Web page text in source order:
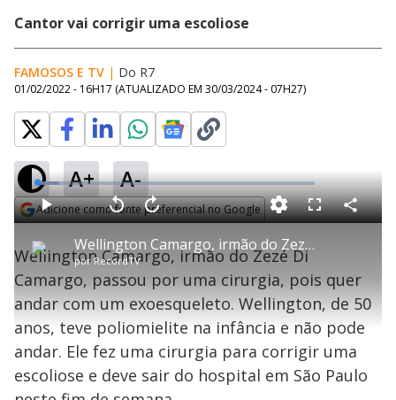
Cantor vai corrigir uma escoliose
FAMOSOS E TV | Do R7
01/02/2022 - 16H17 (ATUALIZADO EM 30/03/2024 - 07H27)
A+ A-
Adicione como fonte preferencial no Google
P
l
a
Wellington Camargo, irmão do Zezé Di Camargo, passa por cirurgia e planeja andar com exoesqueleto
por RecordTV
P V
t
a
r
0
e
g
d
A
n
ç
s
e
u
n
o
s
L
o
a
d
e
7
.
8
1
%
F
e
n
C
o
i
l
h
Wellington Camargo, irmão do Zezé Di
Camargo, passou por uma cirurgia, pois quer
andar com um exoesqueleto. Wellington, de 50
anos, teve poliomielite na infância e não pode
andar. Ele fez uma cirurgia para corrigir uma
escoliose e deve sair do hospital em São Paulo